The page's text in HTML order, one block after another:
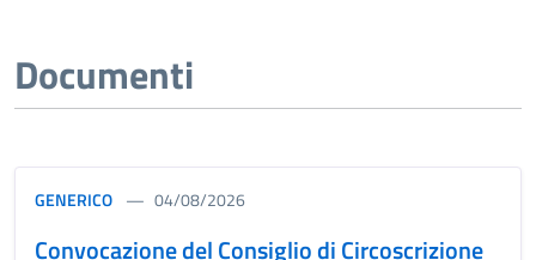
Documenti
GENERICO 04/08/2026
Convocazione del Consiglio di Circoscrizione